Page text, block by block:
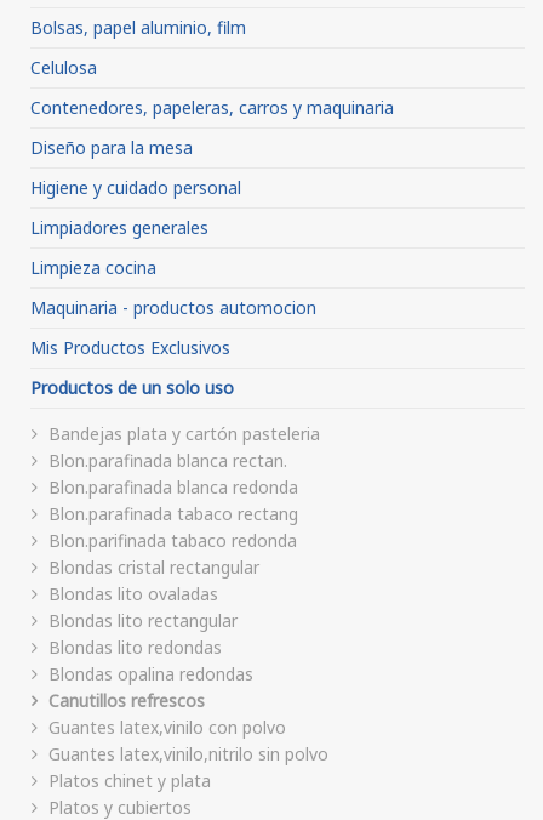
Bolsas, papel aluminio, film
Celulosa
Contenedores, papeleras, carros y maquinaria
Diseño para la mesa
Higiene y cuidado personal
Limpiadores generales
Limpieza cocina
Maquinaria - productos automocion
Mis Productos Exclusivos
Productos de un solo uso
Bandejas plata y cartón pasteleria
Blon.parafinada blanca rectan.
Blon.parafinada blanca redonda
Blon.parafinada tabaco rectang
Blon.parifinada tabaco redonda
Blondas cristal rectangular
Blondas lito ovaladas
Blondas lito rectangular
Blondas lito redondas
Blondas opalina redondas
Canutillos refrescos
Guantes latex,vinilo con polvo
Guantes latex,vinilo,nitrilo sin polvo
Platos chinet y plata
Platos y cubiertos